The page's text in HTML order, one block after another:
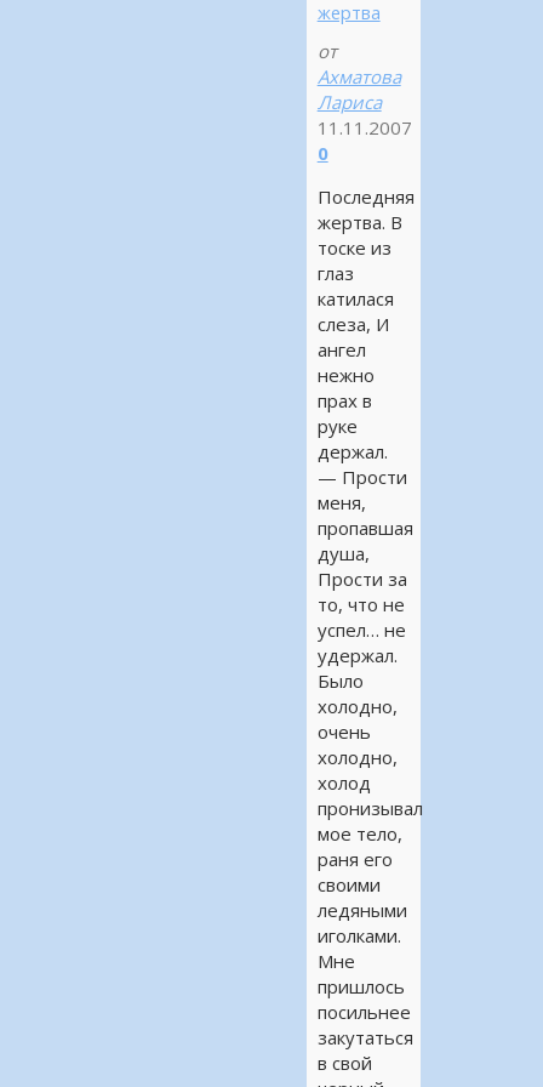
жертва
от
Ахматова
Лариса
11.11.2007
0
Последняя
жертва. В
тоске из
глаз
катилася
слеза, И
ангел
нежно
прах в
руке
держал.
— Прости
меня,
пропавшая
душа,
Прости за
то, что не
успел… не
удержал.
Было
холодно,
очень
холодно,
холод
пронизывал
мое тело,
раня его
своими
ледяными
иголками.
Мне
пришлось
посильнее
закутаться
в свой